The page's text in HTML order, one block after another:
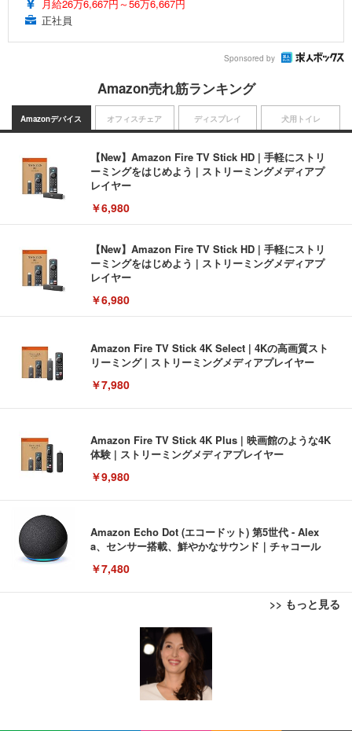
月給26万6,667円～56万6,667円
正社員
Sponsored by
Amazon売れ筋ランキング
Amazonデバイス
【New】Amazon Fire TV Stick HD | 手軽にストリ
ーミングをはじめよう | ストリーミングメディアプ
レイヤー
￥6,980
【New】Amazon Fire TV Stick HD | 手軽にストリ
ーミングをはじめよう | ストリーミングメディアプ
レイヤー
￥6,980
Amazon Fire TV Stick 4K Select | 4Kの高画質スト
リーミング | ストリーミングメディアプレイヤー
￥7,980
Amazon Fire TV Stick 4K Plus | 映画館のような4K
体験 | ストリーミングメディアプレイヤー
￥9,980
Amazon Echo Dot (エコードット) 第5世代 - Alex
a、センサー搭載、鮮やかなサウンド｜チャコール
￥7,480
>> もっと見る
オフィスチェア
[EdoErgo] オフィスチェア 椅子 テレワーク 疲れな
い 跳ね上げ式アームレスト コンパクト 約105度ロッ
キング pc 事務椅子 360度回転 座面昇降 強化ナイロ
ン樹脂ベース 通気性メッシュ 在宅ワーク H-WY01
(黒網+黒枠+黒足)
ディスプレイ
EIZO ビジネス向けプレミアムモニター | FlexScan
EV3240X-WT | 31.5型4K UHD・USB Type-C・ホワ
￥105,595
EIZO ビジネス向けプレミアムモニター | FlexScan
犬用トイレ
Amazonベーシック ペットシーツ 薄型 レギュラー 1
回使い捨て 無香料 ホワイト 300枚